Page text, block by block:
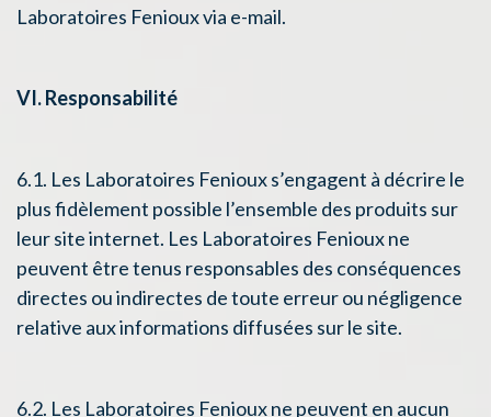
Laboratoires Fenioux via e-mail.
VI. Responsabilité
6.1. Les Laboratoires Fenioux s’engagent à décrire le
plus fidèlement possible l’ensemble des produits sur
leur site internet. Les Laboratoires Fenioux ne
peuvent être tenus responsables des conséquences
directes ou indirectes de toute erreur ou négligence
relative aux informations diffusées sur le site.
6.2. Les Laboratoires Fenioux ne peuvent en aucun